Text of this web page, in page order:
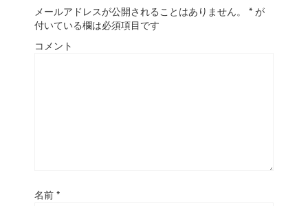
メールアドレスが公開されることはありません。 * が
付いている欄は必須項目です
コメント
名前 *